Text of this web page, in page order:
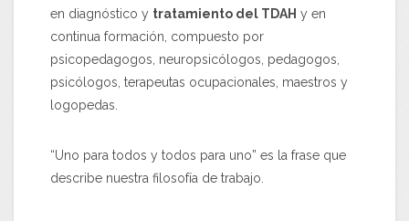
en diagnóstico y tratamiento del TDAH y en
continua formación, compuesto por
psicopedagogos, neuropsicólogos, pedagogos,
psicólogos, terapeutas ocupacionales, maestros y
logopedas.
“Uno para todos y todos para uno” es la frase que
describe nuestra filosofía de trabajo.